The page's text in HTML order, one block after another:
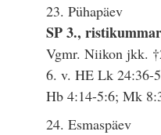
23. Pühapäev
SP 3.,
Vgmr. Niikon jkk.
6. v. HE Lk 24:36-
Hb 4:14-5:6; Mk
24. Esmaspäev